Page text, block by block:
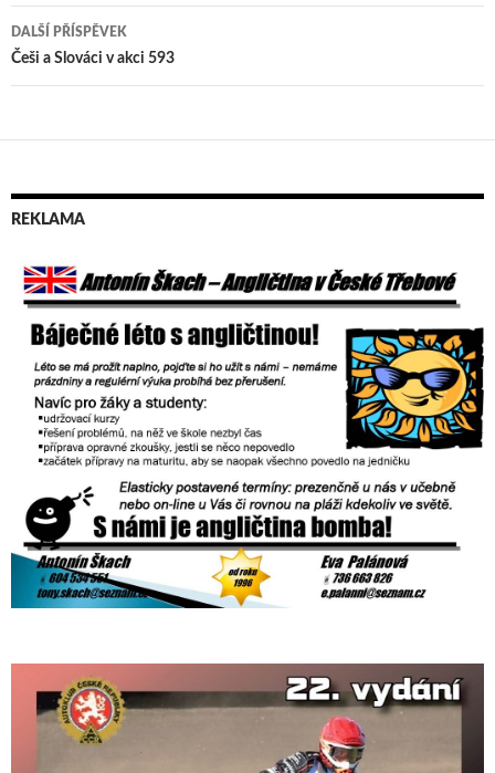
pro
příspěvek
DALŠÍ PŘÍSPĚVEK
Češi a Slováci v akci 593
REKLAMA